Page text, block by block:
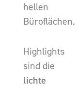
hellen
Büroflächen.
Highlights
sind die
lichte